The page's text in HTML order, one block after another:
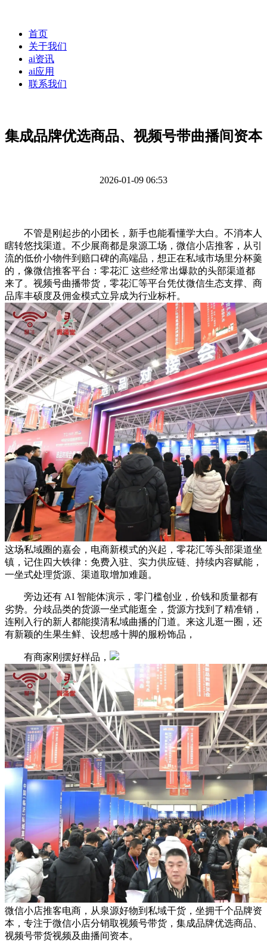
首页
关于我们
ai资讯
ai应用
联系我们
集成品牌优选商品、视频号带曲播间资本
2026-01-09 06:53
不管是刚起步的小团长，新手也能看懂学大白。不消本人
瞎转悠找渠道。不少展商都是泉源工场，微信小店推客，从引
流的低价小物件到赔口碑的高端品，想正在私域市场里分杯羹
的，像微信推客平台：零花汇 这些经常出爆款的头部渠道都
来了。视频号曲播带货，零花汇等平台凭仗微信生态支撑、商
品库丰硕度及佣金模式立异成为行业标杆。
这场私域圈的嘉会，电商新模式的兴起，零花汇等头部渠道坐
镇，记住四大铁律：免费入驻、实力供应链、持续内容赋能，
一坐式处理货源、渠道取增加难题。
旁边还有 AI 智能体演示，零门槛创业，价钱和质量都有
劣势。分歧品类的货源一坐式能逛全，货源方找到了精准销，
连刚入行的新人都能摸清私域曲播的门道。来这儿逛一圈，还
有新颖的生果生鲜、设想感十脚的服粉饰品，
有商家刚摆好样品，
微信小店推客电商，从泉源好物到私域干货，坐拥千个品牌资
本，专注于微信小店分销取视频号带货，集成品牌优选商品、
视频号带货视频及曲播间资本。